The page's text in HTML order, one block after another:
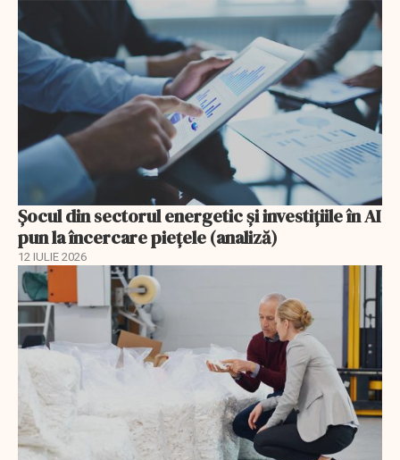
Șocul din sectorul energetic și investițiile în AI
pun la încercare piețele (analiză)
12 IULIE 2026
EXCLUSIV